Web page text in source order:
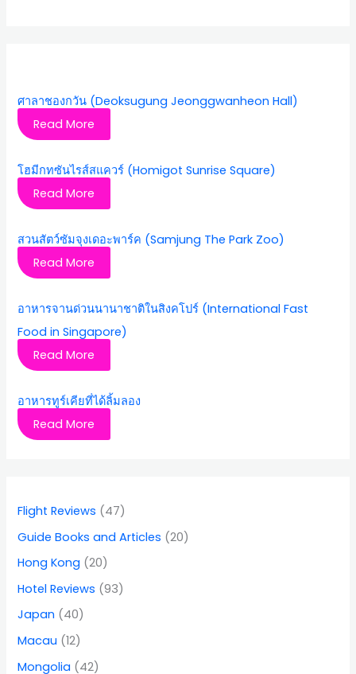
ศาลาชองกวัน (Deoksugung Jeonggwanheon Hall)
Read More
โฮมีกทซันไรส์สแควร์ (Homigot Sunrise Square)
Read More
สวนสัตว์ซัมจุงเดอะพาร์ค (Samjung The Park Zoo)
Read More
อาหารจานด่วนนานาชาติในสิงคโปร์ (International Fast
Food in Singapore)
Read More
อาหารทูร์เคียที่ได้ลิ้มลอง
Read More
Flight Reviews (47)
Guide Books and Articles (20)
Hong Kong (20)
Hotel Reviews (93)
Japan (40)
Macau (12)
Mongolia (42)